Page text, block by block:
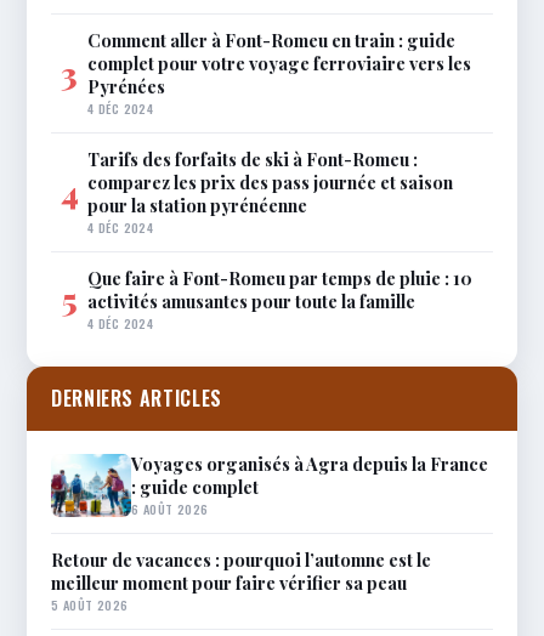
3
Comment aller à Font-Romeu en train : guide
complet pour votre voyage ferroviaire vers les
Pyrénées
4 DÉC 2024
4
Tarifs des forfaits de ski à Font-Romeu :
comparez les prix des pass journée et saison
pour la station pyrénéenne
4 DÉC 2024
5 Que faire à Font-Romeu par temps de pluie : 10
activités amusantes pour toute la famille
4 DÉC 2024
DERNIERS ARTICLES
Voyages organisés à Agra depuis la France
: guide complet
6 AOÛT 2026
Retour de vacances : pourquoi l’automne est le
meilleur moment pour faire vérifier sa peau
5 AOÛT 2026